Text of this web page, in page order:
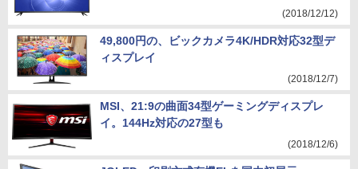
(2018/12/12)
49,800円の、ビックカメラ4K/HDR対応32型デ
ィスプレイ
(2018/12/7)
MSI、21:9の曲面34型ゲーミングディスプレ
イ。144Hz対応の27型も
(2018/12/6)